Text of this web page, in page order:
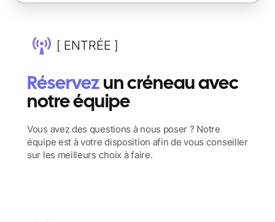
[ ENTRÉE ]
Réservez un créneau avec
notre équipe
Vous avez des questions à nous poser ? Notre
équipe est à votre disposition afin de vous conseiller
sur les meilleurs choix à faire.